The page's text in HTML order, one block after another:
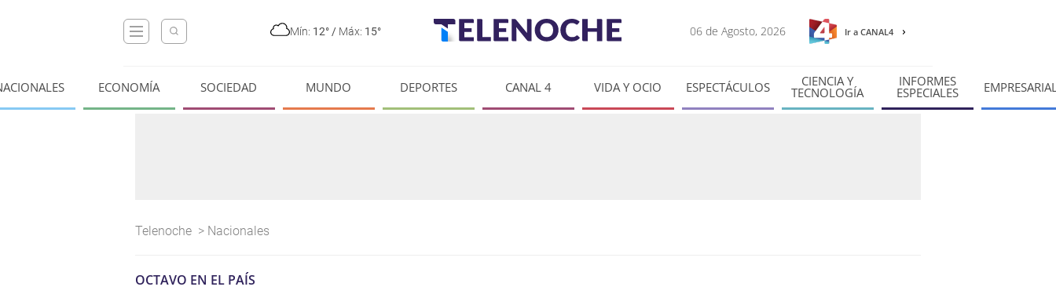
Mín: 12° / Máx: 15° 06 de Agosto, 2026 Ir a CANAL4
ECONOMÍA SOCIEDAD MUNDO DEPORTES CANAL 4 VIDA Y OCIO ESPECTÁCULOS CIENCIA Y
TECNOLOGÍA
INFORMES
ESPECIALES
Telenoche > Nacionales
OCTAVO EN EL PAÍS